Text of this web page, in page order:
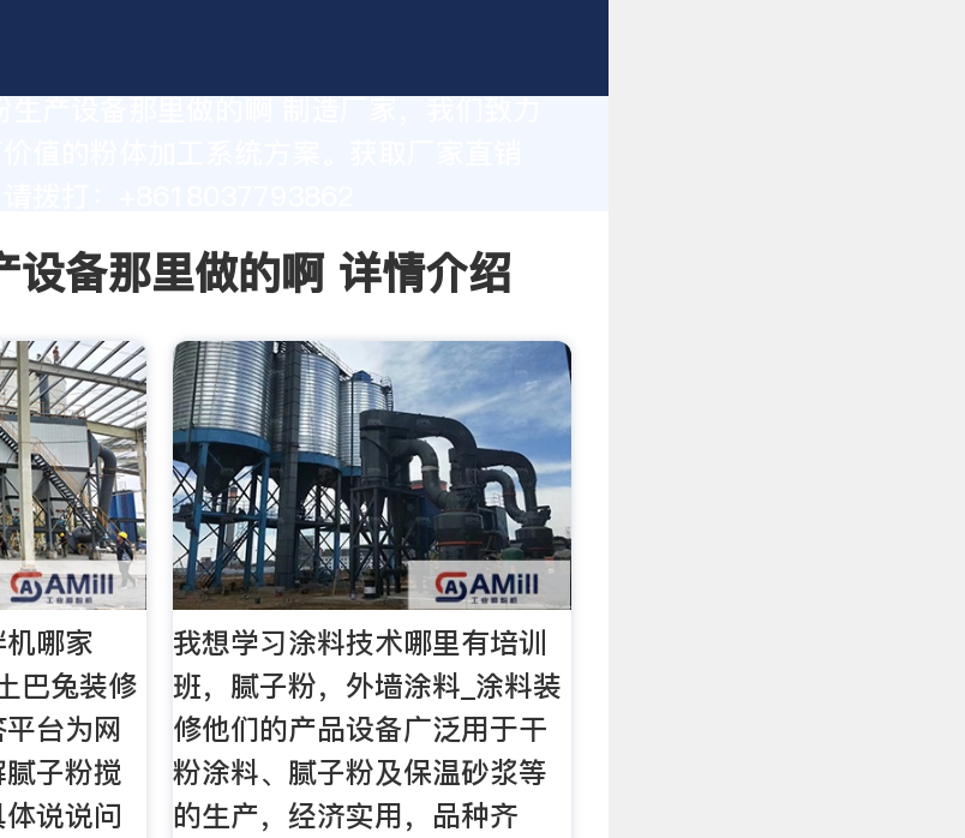
值的粉体加工系统方案。获取厂家直销
设备那里做的啊 详情介绍
哪家
巴兔装修
台为网
子粉搅
说说问
我想学习涂料技术哪里有培训
班，腻子粉，外墙涂料_涂料装
修他们的产品设备广泛用于干
粉涂料、腻子粉及保温砂浆等
的生产，经济实用，品种齐